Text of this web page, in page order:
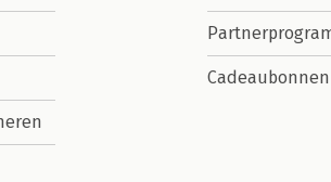
Cadeaubonnen